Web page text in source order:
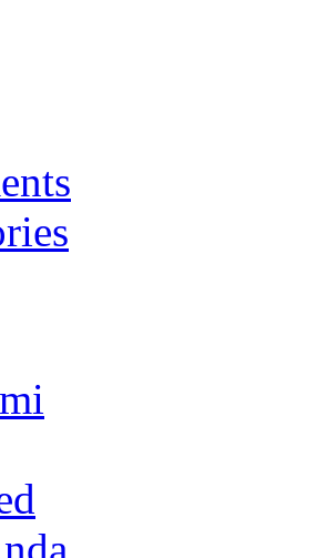
sesuai kaidah Islam, kunjungi situs resmi